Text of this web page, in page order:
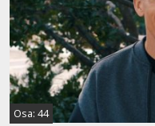
Osa: 44